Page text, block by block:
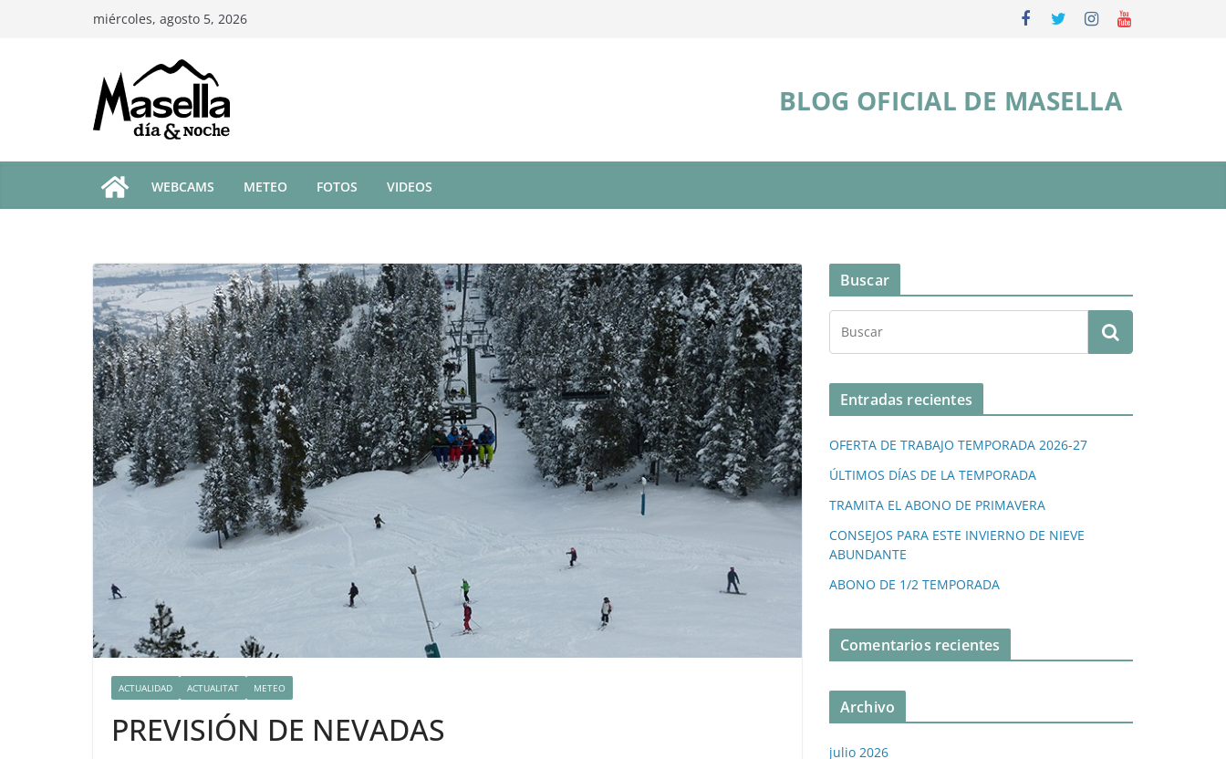
miércoles, agosto 5, 2026
BLOG OFICIAL DE MASELLA
WEBCAMS METEO FOTOS VIDEOS
ACTUALIDAD ACTUALITAT METEO
PREVISIÓN DE NEVADAS
Buscar
Entradas recientes
OFERTA DE TRABAJO TEMPORADA 2026-27
ÚLTIMOS DÍAS DE LA TEMPORADA
TRAMITA EL ABONO DE PRIMAVERA
CONSEJOS PARA ESTE INVIERNO DE NIEVE
ABUNDANTE
ABONO DE 1/2 TEMPORADA
Comentarios recientes
Archivo
julio 2026